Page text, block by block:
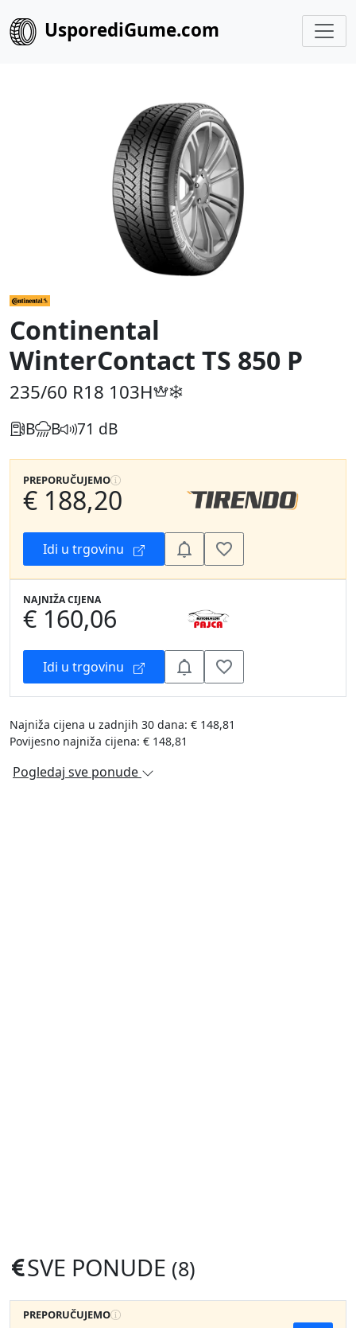
UsporediGume.com
Continental
WinterContact TS 850 P
235/60 R18 103H
B B 71 dB
PREPORUČUJEMO
€ 188,20
Idi u trgovinu
NAJNIŽA CIJENA
€ 160,06
Idi u trgovinu
Najniža cijena u zadnjih 30 dana: € 148,81
Povijesno najniža cijena: € 148,81
Pogledaj sve ponude
SVE PONUDE (8)
PREPORUČUJEMO